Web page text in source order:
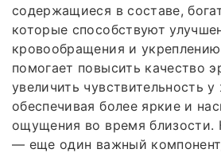
содержащиеся в составе,
которые способствуют
кровообращения и
помогает повысить качество
увеличить чувствительность
обеспечивая более яркие и
ощущения во время близости.
— еще один важный